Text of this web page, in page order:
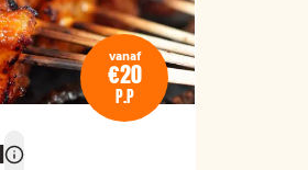
vanaf
€20
P.P